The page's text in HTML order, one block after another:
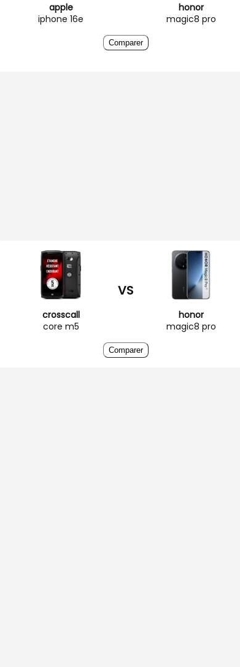
apple
iphone 16e
honor
magic8 pro
Comparer
crosscall
core m5
VS
honor
magic8 pro
Comparer